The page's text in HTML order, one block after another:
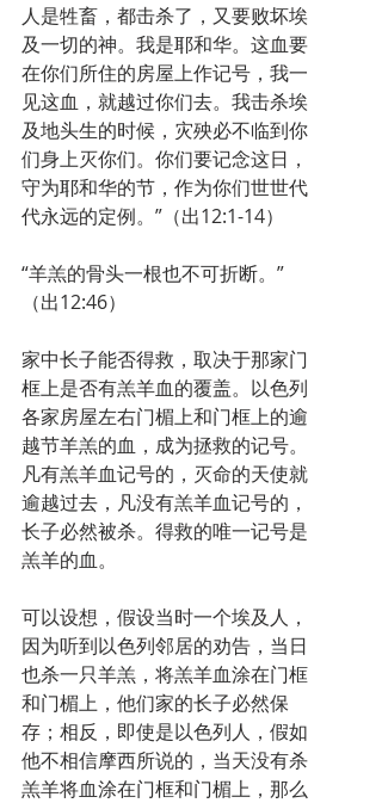
人是牲畜，都击杀了，又要败坏埃
及一切的神。我是耶和华。这血要
在你们所住的房屋上作记号，我一
见这血，就越过你们去。我击杀埃
及地头生的时候，灾殃必不临到你
们身上灭你们。你们要记念这日，
守为耶和华的节，作为你们世世代
代永远的定例。”（出12:1-14）
“羊羔的骨头一根也不可折断。”
（出12:46）
家中长子能否得救，取决于那家门
框上是否有羔羊血的覆盖。以色列
各家房屋左右门楣上和门框上的逾
越节羊羔的血，成为拯救的记号。
凡有羔羊血记号的，灭命的天使就
逾越过去，凡没有羔羊血记号的，
长子必然被杀。得救的唯一记号是
羔羊的血。
可以设想，假设当时一个埃及人，
因为听到以色列邻居的劝告，当日
也杀一只羊羔，将羔羊血涂在门框
和门楣上，他们家的长子必然保
存；相反，即使是以色列人，假如
他不相信摩西所说的，当天没有杀
羔羊将血涂在门框和门楣上，那么